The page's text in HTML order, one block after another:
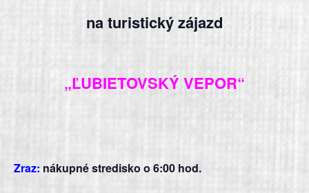
na turistický zájazd
„ĽUBIETOVSKÝ VEPOR“
Zraz: nákupné stredisko o 6:00 hod.